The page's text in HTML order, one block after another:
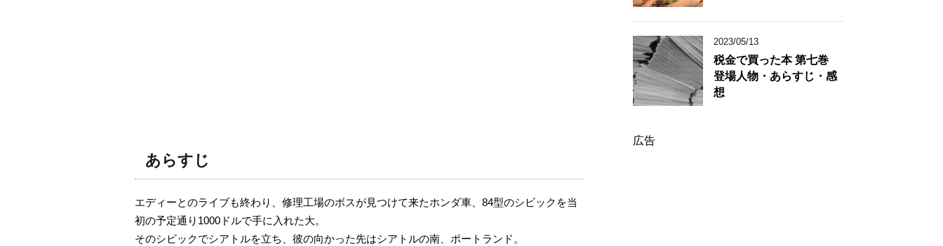
あらすじ
エディーとのライブも終わり、修理工場のボスが見つけて来たホンダ車、84型のシビックを当
初の予定通り1000ドルで手に入れた大。
そのシビックでシアトルを立ち、彼の向かった先はシアトルの南、ポートランド。
2023/05/13
税金で買った本 第七巻
登場人物・あらすじ・感
想
広告